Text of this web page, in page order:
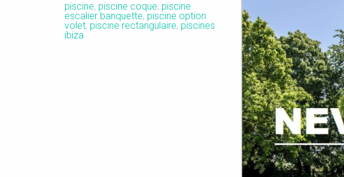
piscine, piscine coque, piscine
escalier banquette, piscine option
volet, piscine rectangulaire, piscines
ibiza